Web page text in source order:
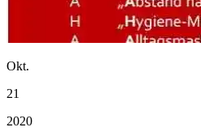
Okt.
21
2020